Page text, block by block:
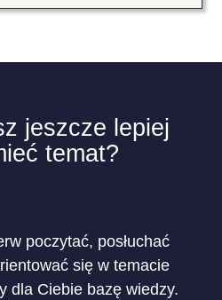
jeszcze lepiej
temat?
poczytać, posłuchać
się w temacie
dla Ciebie bazę wiedzy.